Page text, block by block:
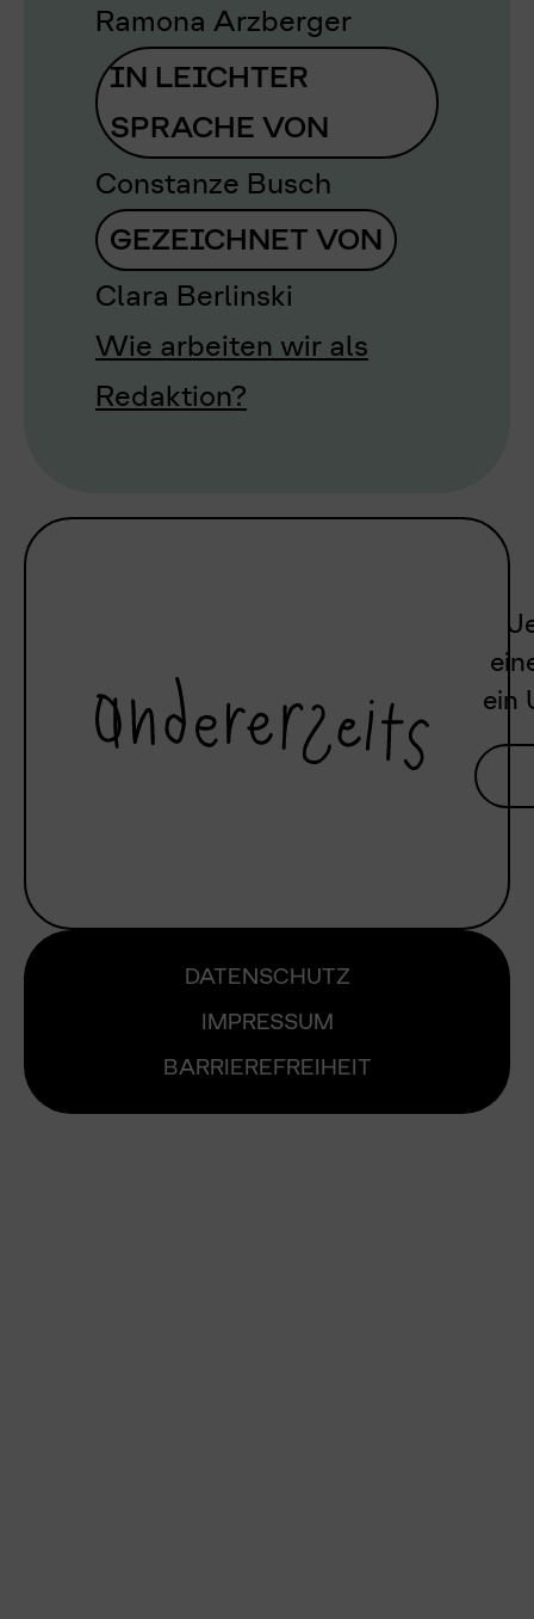
Ramona Arzberger
IN LEICHTER
SPRACHE VON
Constanze Busch
GEZEICHNET VON
Clara Berlinski
Wie arbeiten wir als
Redaktion?
ein
DATENSCHUTZ
IMPRESSUM
BARRIEREFREIHEIT